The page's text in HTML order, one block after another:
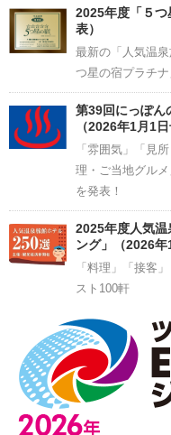
2025年度「５
表）
最新の「人気温
つ星の宿プラチナ
第39回にっぽん
（2026年1月1日
「雰囲気」「見
理・ご当地グル
を発表！
2025年度人気
ング」（2026年
「料理」「接客
スト100軒